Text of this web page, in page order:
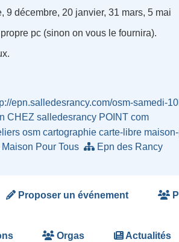
9 décembre, 20 janvier, 31 mars, 5 mai
pc (sinon on vous le fournira).
epn.salledesrancy.com/osm-samedi-
CHEZ salledesrancy POINT com
osm cartographie carte-libre
Maison Pour Tous Epn des Rancy
Proposer un événement
Orgas Actualités